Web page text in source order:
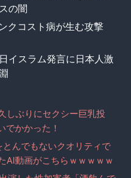
の闇
クコスト病が生む攻撃
イスラム発言に日本人激
しぶりにセクシー巨乳投
かかった！
とんでもないクオリティで
AI動画がこちらｗｗｗｗｗ